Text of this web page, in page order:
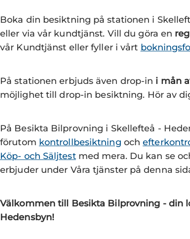
Boka din besiktning på stationen i
eller via vår kundtjänst. Vill du göra en
vår Kundtjänst eller fyller i vårt
På stationen erbjuds även drop-in i mån
möjlighet till drop-in besiktning. Hör av
På Besikta Bilprovning i Skellefteå -
förutom kontrollbesiktning och
Köp- och Säljtestmed mera. Du kan se
erbjuder under Våra tjänster på denna
Välkommen till Besikta Bilprovning - din
Hedensbyn!